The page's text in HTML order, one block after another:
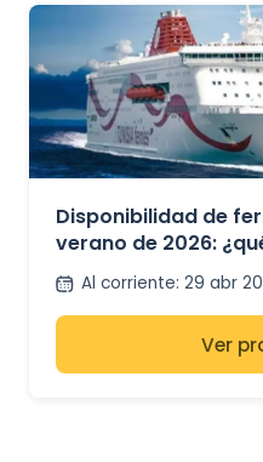
Disponibilidad de
verano de 2026:
Túnez, Francia e
disponibles?
Al corriente: 29 abr
Ver